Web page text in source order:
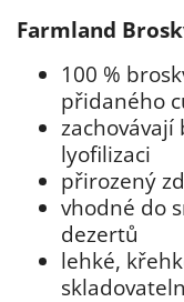
Farmland
100 %
přidaného
lyofilizaci
přirozený
vhodné do
dezertů
lehké,